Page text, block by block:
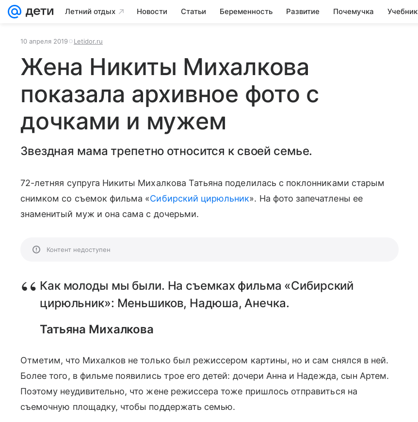
Летний отдых Новости Статьи Беременность Развитие Почемучка Учебник
10 апреля 2019 Letidor.ru
Жена Никиты Михалкова
показала архивное фото с
дочками и мужем
Звездная мама трепетно относится к своей семье.
72-летняя супруга Никиты Михалкова Татьяна поделилась с поклонниками старым
снимком со съемок фильма «Сибирский цирюльник». На фото запечатлены ее
знаменитый муж и она сама с дочерьми.
Контент недоступен
Как молоды мы были. На съемках фильма «Сибирский
цирюльник»: Меньшиков, Надюша, Анечка.
Татьяна Михалкова
Отметим, что Михалков не только был режиссером картины, но и сам снялся в ней.
Более того, в фильме появились трое его детей: дочери Анна и Надежда, сын Артем.
Поэтому неудивительно, что жене режиссера тоже пришлось отправиться на
съемочную площадку, чтобы поддержать семью.